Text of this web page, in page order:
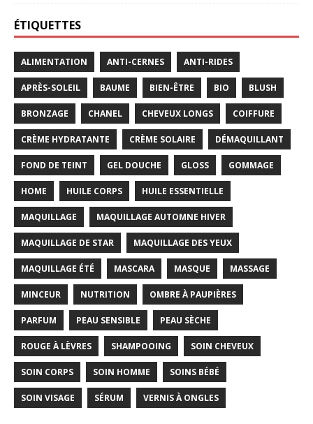
ÉTIQUETTES
ALIMENTATION ANTI-CERNES ANTI-RIDES
APRÈS-SOLEIL BAUME BIEN-ÊTRE BIO BLUSH
BRONZAGE CHANEL CHEVEUX LONGS COIFFURE
CRÈME HYDRATANTE CRÈME SOLAIRE DÉMAQUILLANT
FOND DE TEINT GEL DOUCHE GLOSS GOMMAGE
HOME HUILE CORPS HUILE ESSENTIELLE
MAQUILLAGE MAQUILLAGE AUTOMNE HIVER
MAQUILLAGE DE STAR MAQUILLAGE DES YEUX
MAQUILLAGE ÉTÉ MASCARA MASQUE MASSAGE
MINCEUR NUTRITION OMBRE À PAUPIÈRES
PARFUM PEAU SENSIBLE PEAU SÈCHE
ROUGE À LÈVRES SHAMPOOING SOIN CHEVEUX
SOIN CORPS SOIN HOMME SOINS BÉBÉ
SOIN VISAGE SÉRUM VERNIS À ONGLES